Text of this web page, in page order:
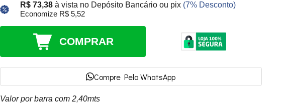
R$ 73,38à vista no Depósito Bancário ou pix (7% Desconto)
Economize R$ 5,52
COMPRAR
Compre Pelo WhatsApp
Valor por barra com 2,40mts